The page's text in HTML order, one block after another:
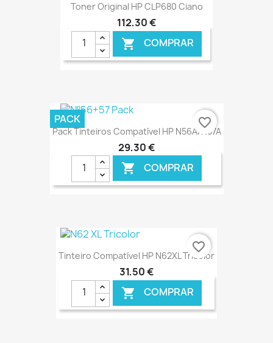
Toner Original HP CLP680 Ciano
112,30 €
 COMPRAR
Pack Tinteiros Compatível HP N56A/N57A
29,30 €
 COMPRAR
€ ONLINE
PACK favorite_border
Tinteiro Compatível HP N62XL Tricolor
31,50 €
 COMPRAR
favorite_border